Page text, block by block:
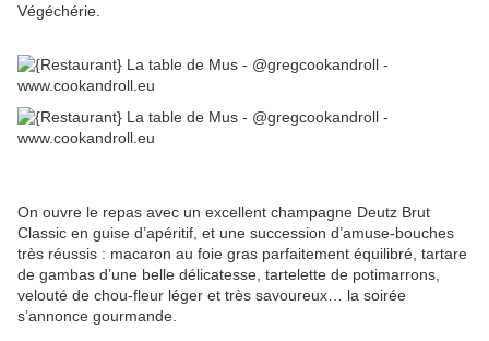
Végéchérie.
On ouvre le repas avec un excellent champagne Deutz Brut
Classic en guise d’apéritif, et une succession d’amuse-bouches
très réussis : macaron au foie gras parfaitement équilibré, tartare
de gambas d’une belle délicatesse, tartelette de potimarrons,
velouté de chou-fleur léger et très savoureux… la soirée
s’annonce gourmande.